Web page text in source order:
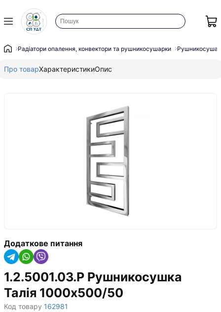
Радіатори опалення, конвектори та рушникосушарки
Про товарХарактеристикиОпис
Додаткове питання
1.2.5001.03.Р Рушникосушка
Талія 1000х500/50
Код товару 162981